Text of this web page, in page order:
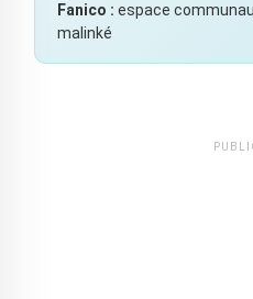
Fanico : espace
malinké